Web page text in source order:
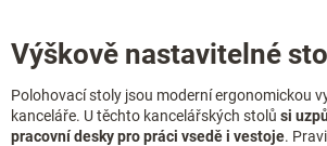
Výškově nastavitelné
Polohovací stoly jsou moderní ergonomickou
kanceláře. U těchto kancelářských stolů si
pracovní desky pro práci vsedě i vestoje.